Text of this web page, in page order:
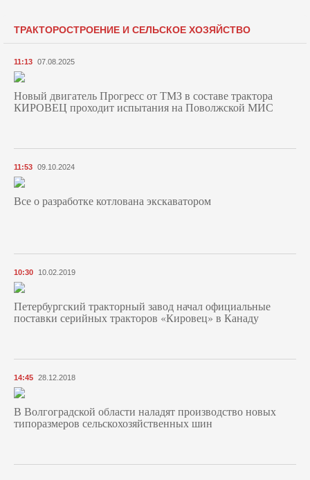
ТРАКТОРОСТРОЕНИЕ И СЕЛЬСКОЕ ХОЗЯЙСТВО
11:13 07.08.2025
Новый двигатель Прогресс от ТМЗ в составе трактора
КИРОВЕЦ проходит испытания на Поволжской МИС
11:53 09.10.2024
Все о разработке котлована экскаватором
10:30 10.02.2019
Петербургский тракторный завод начал официальные
поставки серийных тракторов «Кировец» в Канаду
14:45 28.12.2018
В Волгоградской области наладят производство новых
типоразмеров сельскохозяйственных шин